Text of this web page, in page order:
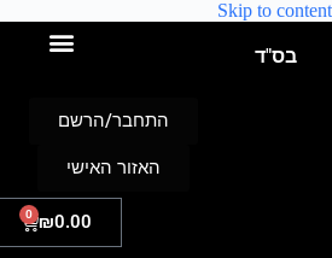
Skip to content
בס"ד
₪0.00
0
התחבר/הרשם
האזור האישי